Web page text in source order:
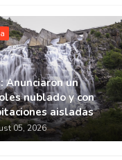
Anunciaron un
nublado y con
aisladas
05, 2026